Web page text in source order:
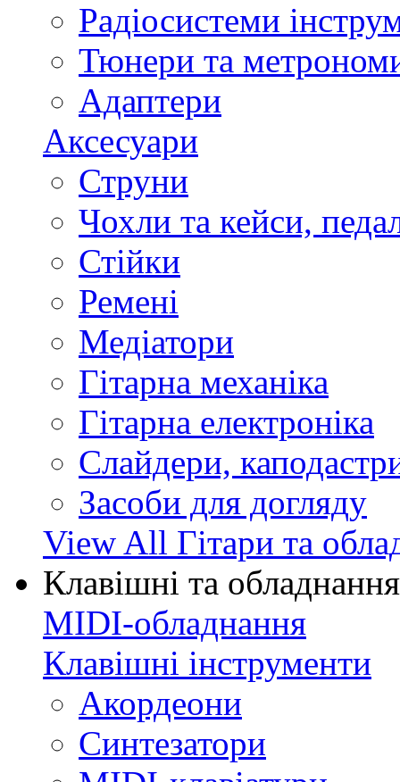
Радіосистеми
Тюнери та
Адаптери
Аксесуари
Струни
Чохли та кейси,
Стійки
Ремені
Медіатори
Гітарна механіка
Гітарна електроніка
Слайдери,
Засоби для догляду
View All Гітари та
Клавішні та обладнання
MIDI-обладнання
Клавішні інструменти
Акордеони
Синтезатори